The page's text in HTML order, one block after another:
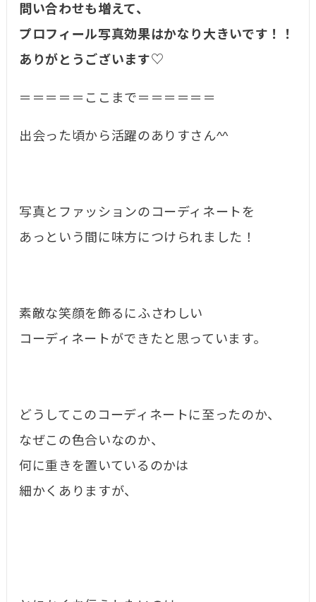
問い合わせも増えて、
プロフィール写真効果はかなり大きいです！！
ありがとうございます♡
＝＝＝＝＝ここまで＝＝＝＝＝＝
出会った頃から活躍のありすさん^^
写真とファッションのコーディネートを
あっという間に味方につけられました！
素敵な笑顔を飾るにふさわしい
コーディネートができたと思っています。
どうしてこのコーディネートに至ったのか、
なぜこの色合いなのか、
何に重きを置いているのかは
細かくありますが、